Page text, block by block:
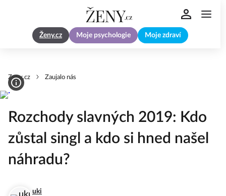
Ženy.cz Moje psychologie Moje zdraví
Zeny.cz Zaujalo nás
Rozchody slavných 2019: Kdo
zůstal singl a kdo si hned našel
náhradu?
uki